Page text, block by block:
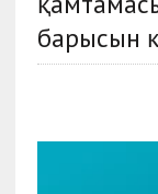
барысын